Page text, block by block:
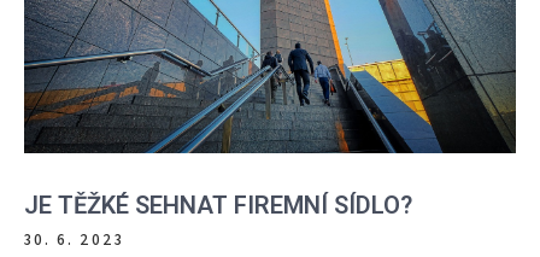
JE TĚŽKÉ SEHNAT FIREMNÍ SÍDLO?
30. 6. 2023